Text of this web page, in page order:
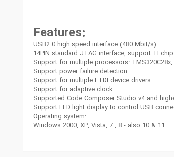
Features:
USB2.0 high speed interface (480 Mbit/s)
14PIN standard JTAG interface, support TI
Support for multiple processors: TMS320C28x,
Support power failure detection
Support for multiple FTDI device drivers
Support for adaptive clock
Supported Code Composer Studio v4 and
Support LED light display to control USB
Operating system:
Windows 2000, XP, Vista, 7 , 8 - also 10 & 11